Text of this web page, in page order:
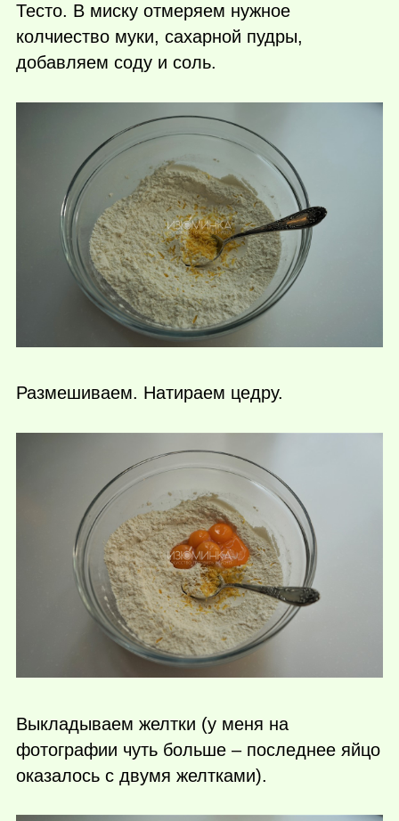
Тесто. В миску отмеряем нужное
колчиество муки, сахарной пудры,
добавляем соду и соль.
Размешиваем. Натираем цедру.
Выкладываем желтки (у меня на
фотографии чуть больше – последнее яйцо
оказалось с двумя желтками).